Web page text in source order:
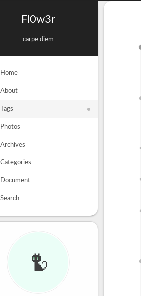
Fl0w3r
carpe diem
Home
About
Tags
Photos
Archives
Categories
Document
Search